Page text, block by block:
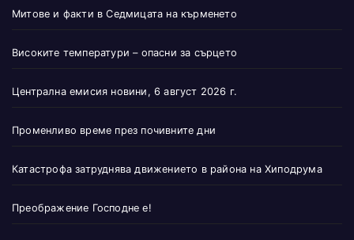
Митове и факти в Седмицата на кърменето
Високите температури – опасни за сърцето
Централна емисия новини, 6 август 2026 г.
Променливо време през почивните дни
Катастрофа затруднява движението в района на Хиподрума
Преображение Господне е!